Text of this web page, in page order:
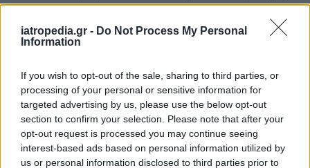
iatropedia.gr - Do Not Process My Personal
Information
If you wish to opt-out of the sale, sharing to third parties, or
processing of your personal or sensitive information for
targeted advertising by us, please use the below opt-out
section to confirm your selection. Please note that after your
opt-out request is processed you may continue seeing
interest-based ads based on personal information utilized by
us or personal information disclosed to third parties prior to
κατά το δοκούν τη θερμοκρασία στο δέρμα του,
ελέγχοντας την εσωτερική θερμοκρασία του!Οι
γιατροί είπαν ότι αυτό είναι ασυνήθιστο
κρυοπαγήματα.
Η αντοχή στον πόνο
Οι εξετάσεις έδειξαν ακόμα πως όταν ο Iceman
εκτίθετο σε παγωμένο νερό, αυξανόταν η